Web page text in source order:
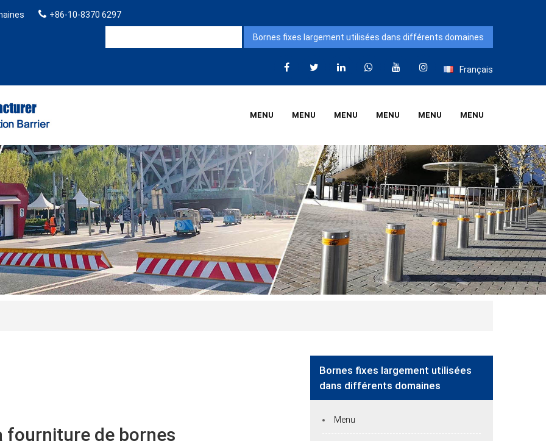
+86-10-8370 6297
Français
MENU MENU MENU MENU MENU MENU
fourniture de bornes
Bornes fixes largement utilisées
dans différents domaines
Menu